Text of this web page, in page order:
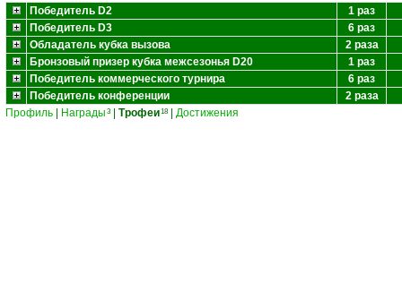
Победитель D2
1 раз
Победитель D3
6 раз
Обладатель кубка вызова
2 раза
Бронзовый призер кубка межсезонья D20
1 раз
Победитель коммерческого турнира
6 раз
Победитель конференции
2 раза
Профиль
Награды 3 Трофеи18 Достижения